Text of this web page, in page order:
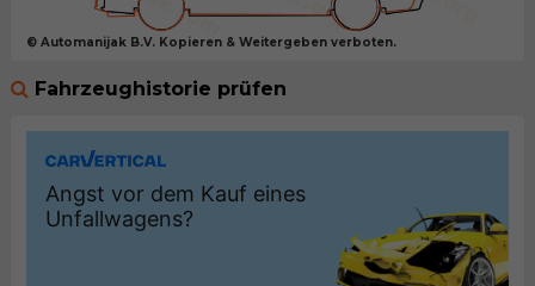
© Automanijak B.V. Kopieren & Weitergeben verboten.
Fahrzeughistorie prüfen